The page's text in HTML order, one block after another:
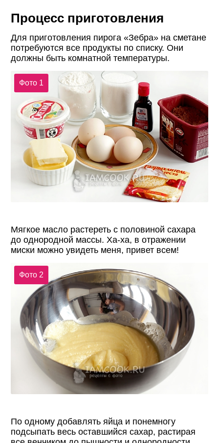
Процесс приготовления
Для приготовления пирога «Зебра» на сметане
потребуются все продукты по списку. Они
должны быть комнатной температуры.
Фото 1
Мягкое масло растереть с половиной сахара
до однородной массы. Ха-ха, в отражении
миски можно увидеть меня, привет всем!
Фото 2
По одному добавлять яйца и понемногу
подсыпать весь оставшийся сахар, растирая